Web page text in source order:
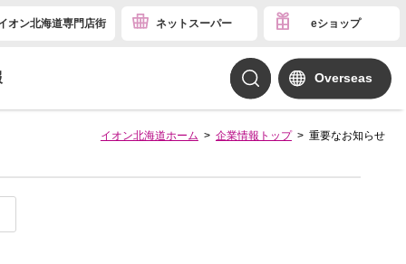
オン北海道専門店街 ネットスーパー eショップ
Overseas
イオン北海道ホーム 企業情報トップ 重要なお知らせ